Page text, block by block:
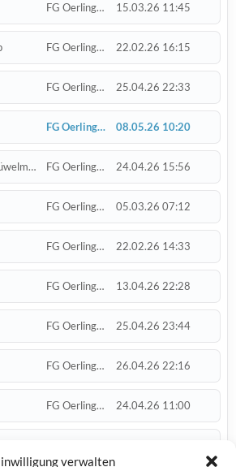
verwalten
FG Oerlinghausen 15.03.26 11:45
FG Oerlinghausen 22.02.26 16:15
FG Oerlinghausen 25.04.26 22:33
FG Oerlinghausen 08.05.26 10:20
Phil Alexander Hüwelmann FG Oerlinghausen 24.04.26 15:56
FG Oerlinghausen 05.03.26 07:12
FG Oerlinghausen 22.02.26 14:33
FG Oerlinghausen 13.04.26 22:28
FG Oerlinghausen 25.04.26 23:44
FG Oerlinghausen 26.04.26 22:16
FG Oerlinghausen 24.04.26 11:00